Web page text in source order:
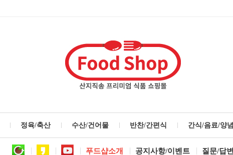
정육/축산 수산/건어물 반찬/간편식 간식/음료/양념
푸드샵소개 공지사항/이벤트 질문/답변